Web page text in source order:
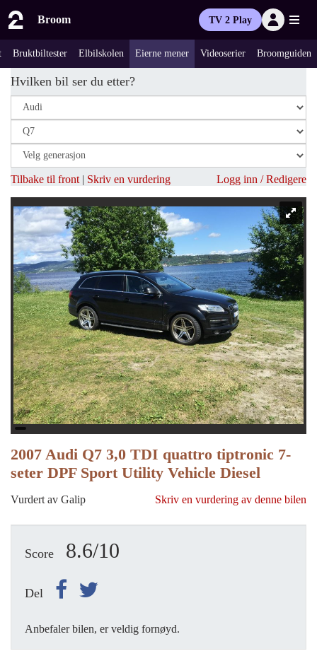
Broom TV 2 Play
Bruktbiltester Elbilskolen Eierne mener Videoserier Broomguiden
Hvilken bil ser du etter?
Tilbake til front | Skriv en vurdering Logg inn / Redigere
2007 Audi Q7 3,0 TDI quattro tiptronic 7-
seter DPF Sport Utility Vehicle Diesel
Vurdert av Galip Skriv en vurdering av denne bilen
Score 8.6/10
Del
Anbefaler bilen, er veldig fornøyd.